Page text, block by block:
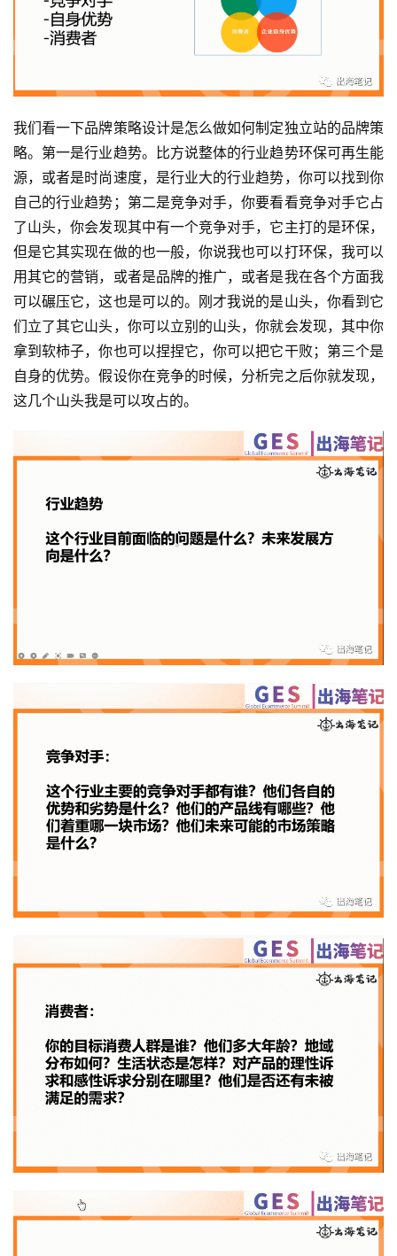
我们看一下品牌策略设计是怎么做如何制定独立站的品牌策
略。第一是行业趋势。比方说整体的行业趋势环保可再生能
源，或者是时尚速度，是行业大的行业趋势，你可以找到你
自己的行业趋势；第二是竞争对手，你要看看竞争对手它占
了山头，你会发现其中有一个竞争对手，它主打的是环保，
但是它其实现在做的也一般，你说我也可以打环保，我可以
用其它的营销，或者是品牌的推广，或者是我在各个方面我
可以碾压它，这也是可以的。刚才我说的是山头，你看到它
们立了其它山头，你可以立别的山头，你就会发现，其中你
拿到软柿子，你也可以捏捏它，你可以把它干败；第三个是
自身的优势。假设你在竞争的时候，分析完之后你就发现，
这几个山头我是可以攻占的。